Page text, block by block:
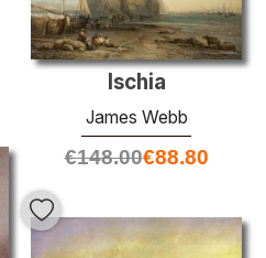
Ischia
James Webb
€148.00€88.80